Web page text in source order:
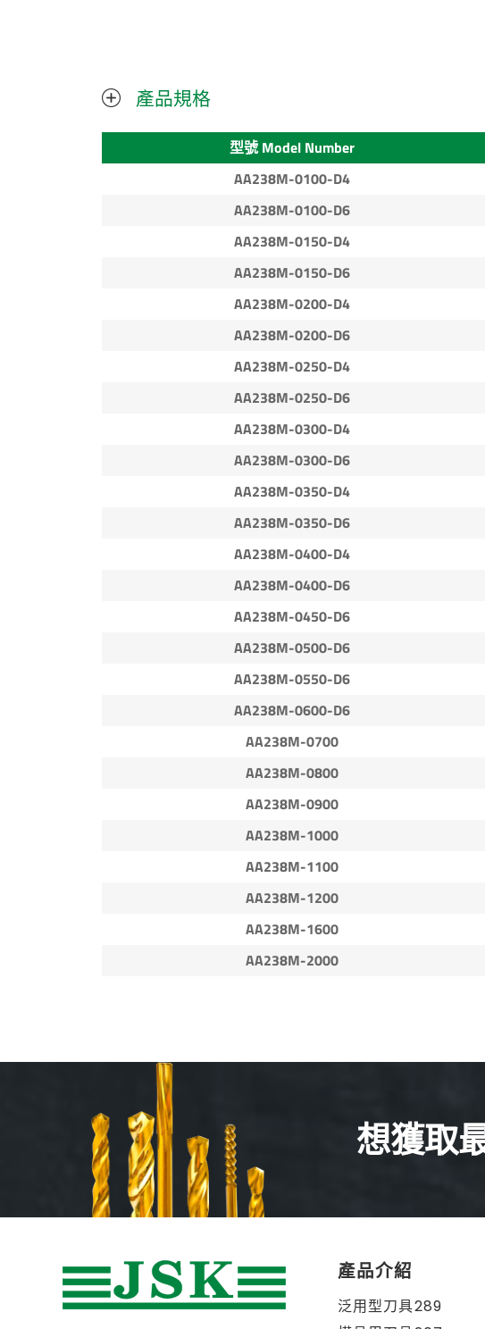
產品規格
型號 Model Number
AA238M-0100-D4
AA238M-0100-D6
AA238M-0150-D4
AA238M-0150-D6
AA238M-0200-D4
AA238M-0200-D6
AA238M-0250-D4
AA238M-0250-D6
AA238M-0300-D4
AA238M-0300-D6
AA238M-0350-D4
AA238M-0350-D6
AA238M-0400-D4
AA238M-0400-D6
AA238M-0450-D6
AA238M-0500-D6
AA238M-0550-D6
AA238M-0600-D6
AA238M-0700
AA238M-0800
AA238M-0900
AA238M-1000
AA238M-1100
AA238M-1200
AA238M-1600
AA238M-2000
想獲取
產品介紹
泛用型刀具289